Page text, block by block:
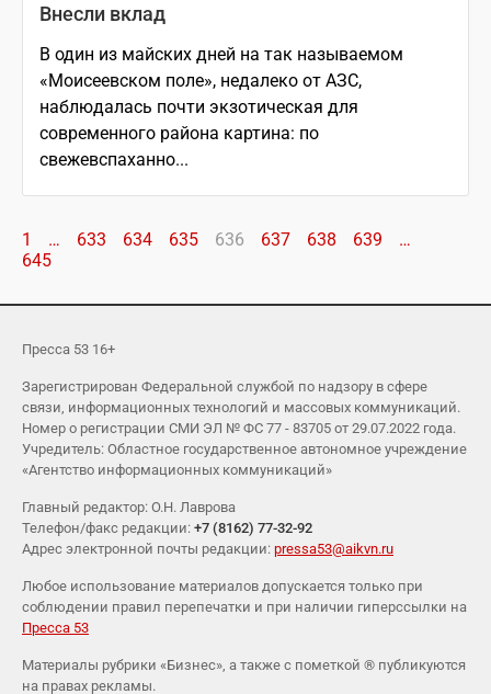
Внесли вклад
В один из майских дней на так называемом
«Моисеевском поле», недалеко от АЗС,
наблюдалась почти экзотическая для
современного района картина: по
свежевспаханно...
1 … 633 634 635 636 637 638 639
…
645
Пресса 53 16+
Зарегистрирован Федеральной службой по надзору в сфере
связи, информационных технологий и массовых коммуникаций.
Номер о регистрации СМИ ЭЛ № ФС 77 - 83705 от 29.07.2022 года.
Учредитель: Областное государственное автономное учреждение
«Агентство информационных коммуникаций»
Главный редактор: О.Н. Лаврова
Телефон/факс редакции: +7 (8162) 77-32-92
Адрес электронной почты редакции: pressa53@aikvn.ru
Любое использование материалов допускается только при
соблюдении правил перепечатки и при наличии гиперссылки на
Пресса 53
Материалы рубрики «Бизнес», а также с пометкой ® публикуются
на правах рекламы.